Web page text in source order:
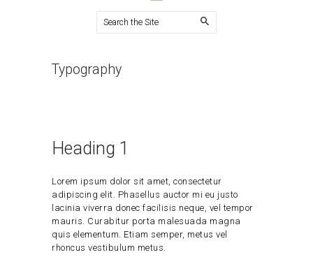
Typography
Heading 1
Lorem ipsum dolor sit amet, consectetur
adipiscing elit. Phasellus auctor mi eu justo
lacinia viverra donec facilisis neque, vel tempor
mauris. Curabitur porta malesuada magna
quis elementum. Etiam semper, metus vel
rhoncus vestibulum metus.